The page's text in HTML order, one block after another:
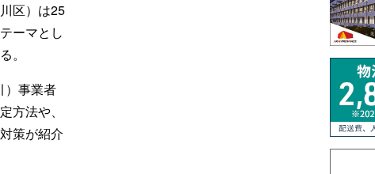
区）は25
ーマとし
。
）事業者
方法や、
策が紹介